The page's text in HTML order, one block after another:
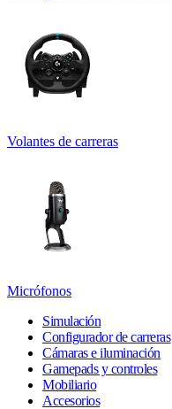
Volantes de carreras
Micrófonos
Simulación
Configurador de carreras
Cámaras e iluminación
Gamepads y controles
Mobiliario
Accesorios